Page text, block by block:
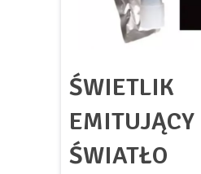
ŚWIETLIK
EMITUJĄCY
ŚWIATŁO